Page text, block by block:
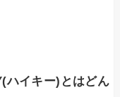
ハイキー)とはどん